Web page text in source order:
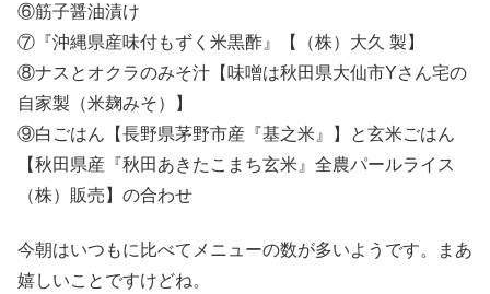
⑥筋子醤油漬け
⑦『沖縄県産味付もずく米黒酢』【（株）大久 製】
⑧ナスとオクラのみそ汁【味噌は秋田県大仙市Yさん宅の
自家製（米麹みそ）】
⑨白ごはん【長野県茅野市産『基之米』】と玄米ごはん
【秋田県産『秋田あきたこまち玄米』全農パールライス
（株）販売】の合わせ
今朝はいつもに比べてメニューの数が多いようです。まあ
嬉しいことですけどね。